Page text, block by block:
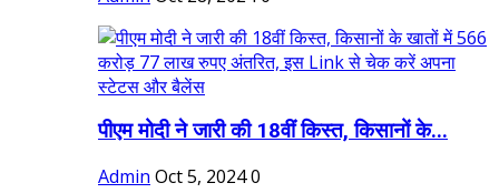
पीएम मोदी ने जारी की 18वीं किस्त, किसानों के...
Admin Oct 5, 20240